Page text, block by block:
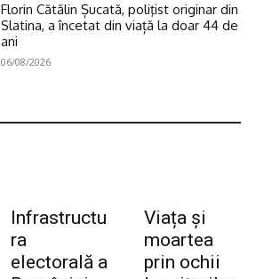
Florin Cătălin Șucată, poliţist originar din
Slatina, a încetat din viață la doar 44 de
ani
06/08/2026
Infrastructu
ra
electorală a
Viața și
moartea
prin ochii